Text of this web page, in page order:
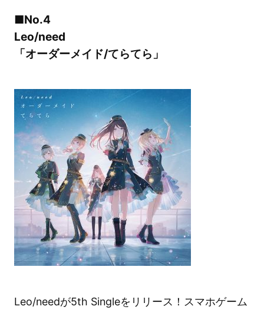
■No.4
Leo/need
「オーダーメイド/てらてら」
Leo/needが5th Singleをリリース！スマホゲーム